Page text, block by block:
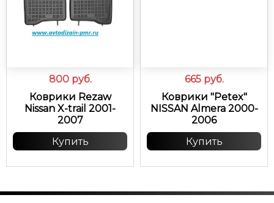
800 руб.
Коврики Rezaw
Nissan X-trail 2001-
2007
Купить
665 руб.
Коврики "Petex"
NISSAN Almera 2000-
2006
Купить